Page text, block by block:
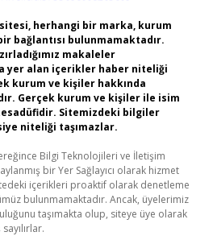
herhangi bir marka, kurum
bağlantısı bulunmamaktadır.
makaleler
yer alan içerikler haber niteliği
kurum ve kişiler hakkında
Gerçek kurum ve kişiler ile isim
Sitemizdeki bilgiler
niteliği taşımazlar.
Bilgi Teknolojileri ve İletişim
bir Yer Sağlayıcı olarak hizmet
içerikleri proaktif olarak denetleme
bulunmamaktadır. Ancak, üyelerimiz
taşımakta olup, siteye üye olarak